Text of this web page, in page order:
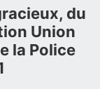
du
Union
la Police